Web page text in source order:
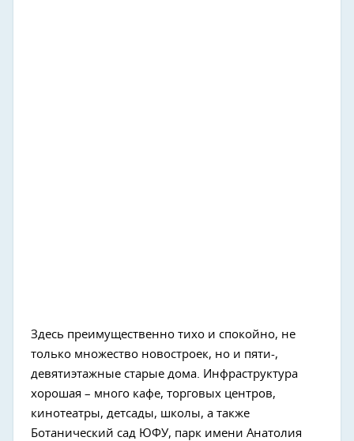
Здесь преимущественно тихо и спокойно, не
только множество новостроек, но и пяти-,
девятиэтажные старые дома. Инфраструктура
хорошая – много кафе, торговых центров,
кинотеатры, детсады, школы, а также
Ботанический сад ЮФУ, парк имени Анатолия